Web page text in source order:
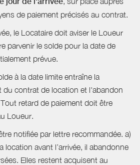
de paiement précisés au contrat.
le Locataire doit aviser le Loueur
parvenir le solde pour la date de
prévue.
à la date limite entraîne la
du contrat de location et l'abandon
retard de paiement doit être
Loueur.
notifiée par lettre recommandée. a)
location avant l’arrivée, il abandonne
Elles restent acquisent au